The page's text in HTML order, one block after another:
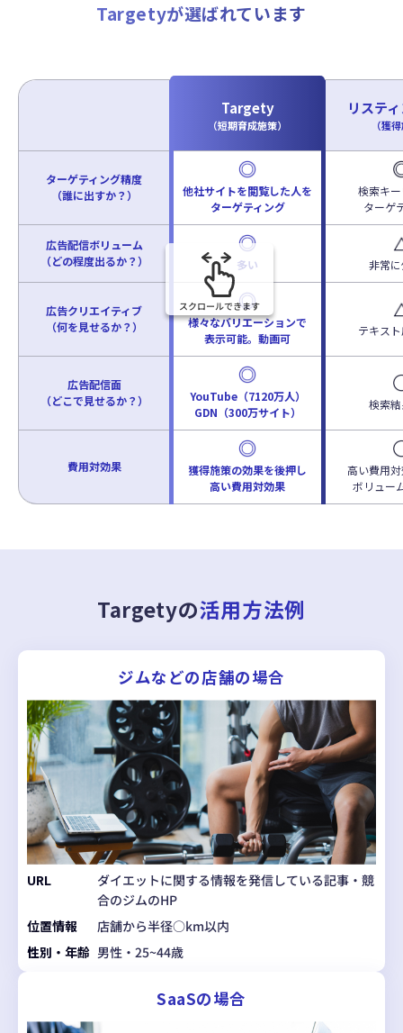
Targetyが選ばれています
Targety
（短期育成施策）
リステ
（獲
ターゲティング精度
（誰に出すか？）
他社サイトを閲覧した人を
ターゲティング
検索キ
ターゲ
広告配信ボリューム
（どの程度出るか？）
多い 非常
広告クリエイティブ
（何を見せるか？）
様々なバリエーションで
表示可能。動画可
テキス
広告配信面
（どこで見せるか？）
YouTube（7120万人）
GDN（300万サイト）
検索
費用対効果
獲得施策の効果を後押し
高い費用対効果
高い費用
ボリュー
Targetyの活用方法例
ジムなどの店舗の場合
URL
ダイエットに関する情報を発信している記事・競
合のジムのHP
位置情報
店舗から半径○km以内
性別・年齢 男性・25~44歳
SaaSの場合